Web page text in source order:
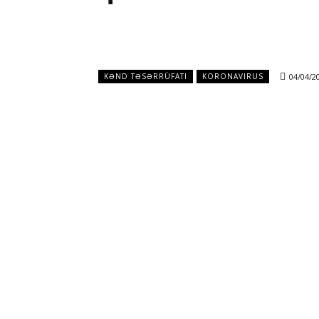
KƏND TƏSƏRRÜFATI KORONAVIRUS 04/04/